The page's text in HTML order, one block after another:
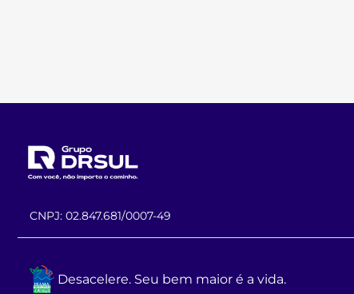
CNPJ: 02.847.681/0007-49
Desacelere. Seu bem maior é a vida.